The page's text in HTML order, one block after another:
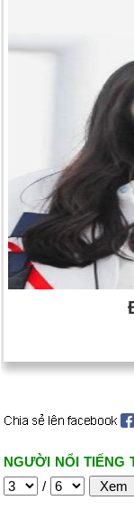
NGƯỜI NỔI TIẾNG
/